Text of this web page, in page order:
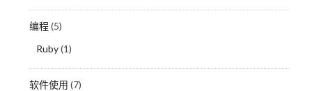
编程(5)
Ruby(1)
软件使用 (7)